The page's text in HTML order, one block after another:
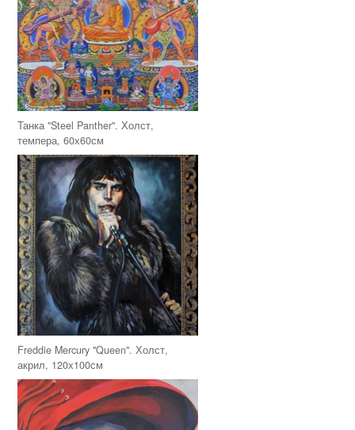
Танка "Steel Panther". Холст,
темпера, 60х60см
Freddie Mercury "Queen". Холст,
акрил, 120х100см